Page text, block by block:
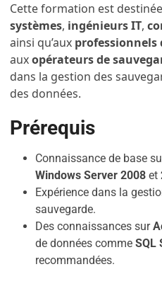
Cette formation est
systèmes, ingénieurs IT,
ainsi qu’aux
auxopérateurs de
dans la gestion des
des données.
Prérequis
Connaissance de base
Windows Server 2008 et
Expérience dans la
sauvegarde.
Des connaissances sur
de données commeSQL
recommandées.